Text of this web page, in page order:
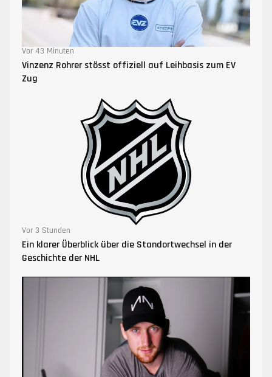
Vor 43 Minuten
Vinzenz Rohrer stösst offiziell auf Leihbasis zum EV
Zug
Vor 3 Stunden
Ein klarer Überblick über die Standortwechsel in der
Geschichte der NHL